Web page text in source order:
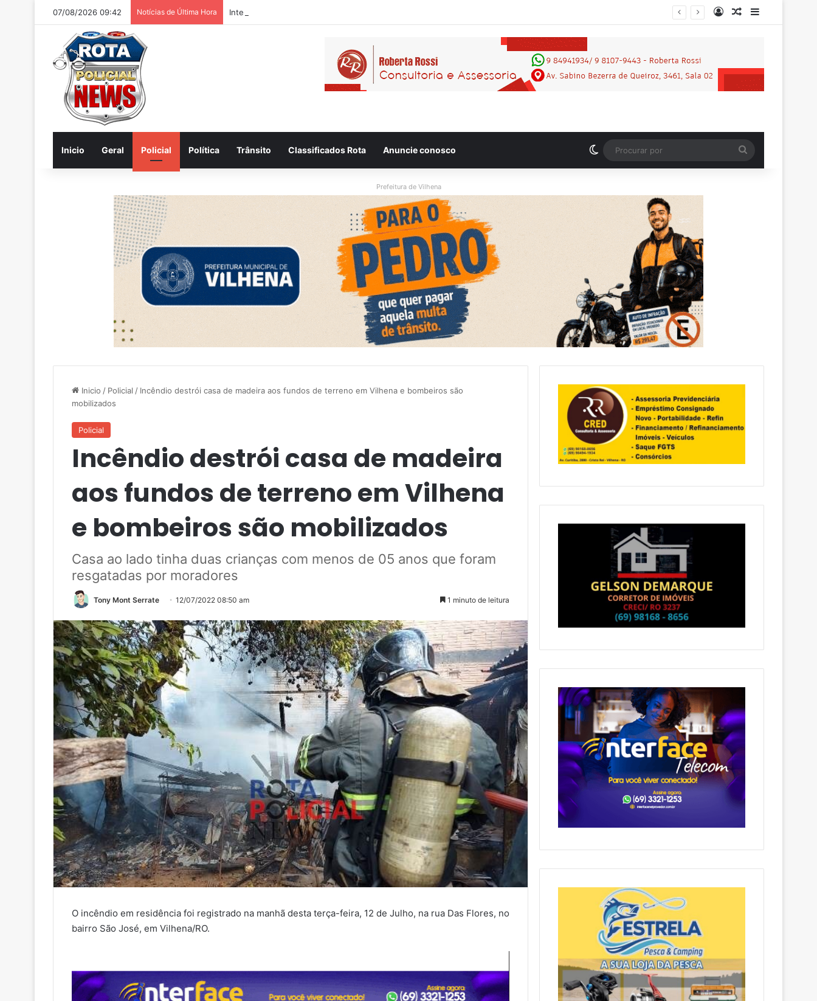
07/08/2026 09:42 Notícias de Última Hora Internautas flagram motociclista fugindo de viatura da PM em Vilhena/RO EntrarArtigo aleatório
Inicio Geral Policial Política Trânsito Classificados Rota Anuncie conosco Switch skin
por
Prefeitura de Vilhena
Inicio / Policial / Incêndio destrói casa de madeira aos fundos de terreno em Vilhena e bombeiros são
mobilizados
Policial
Incêndio destrói casa de madeira
aos fundos de terreno em Vilhena
e bombeiros são mobilizados
Casa ao lado tinha duas crianças com menos de 05 anos que foram
resgatadas por moradores
Tony Mont Serrate 12/07/2022 08:50 am 1 minuto de leitura
O incêndio em residência foi registrado na manhã desta terça-feira, 12 de Julho, na rua Das Flores, no
bairro São José, em Vilhena/RO.